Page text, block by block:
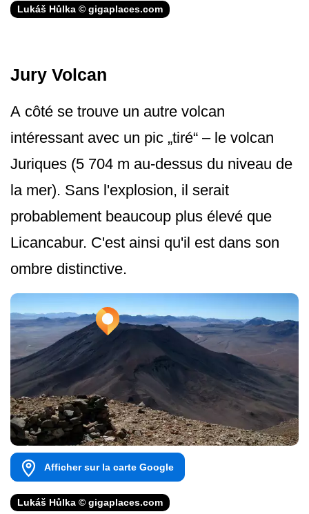
Lukáš Hůlka © gigaplaces.com
Jury Volcan
A côté se trouve un autre volcan
intéressant avec un pic „tiré“ – le volcan
Juriques (5 704 m au-dessus du niveau de
la mer). Sans l'explosion, il serait
probablement beaucoup plus élevé que
Licancabur. C'est ainsi qu'il est dans son
ombre distinctive.
Afficher sur la carte Google
Lukáš Hůlka © gigaplaces.com